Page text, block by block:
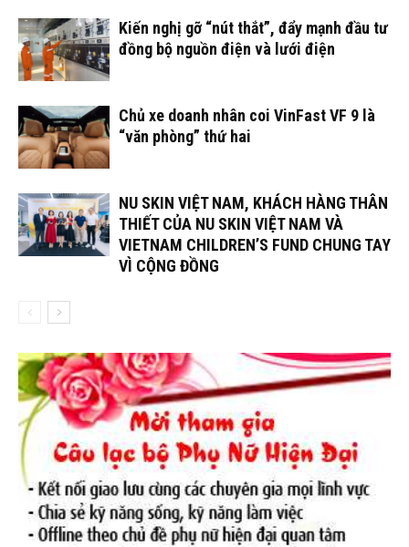
Kiến nghị gỡ “nút thắt”, đẩy mạnh đầu tư
đồng bộ nguồn điện và lưới điện
Chủ xe doanh nhân coi VinFast VF 9 là
“văn phòng” thứ hai
NU SKIN VIỆT NAM, KHÁCH HÀNG THÂN
THIẾT CỦA NU SKIN VIỆT NAM VÀ
VIETNAM CHILDREN’S FUND CHUNG TAY
VÌ CỘNG ĐỒNG